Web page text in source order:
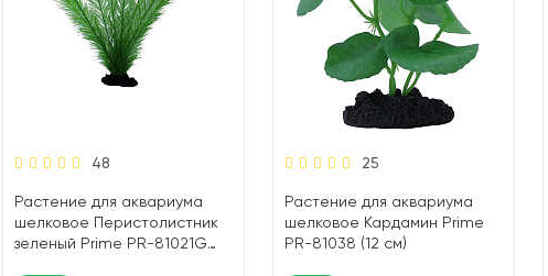
48
Растение для аквариума
шелковое Перистолистник
зеленый Prime PR-81021G
25
Растение для аквариума
шелковое Кардамин Prime
PR-81038 (12 см)